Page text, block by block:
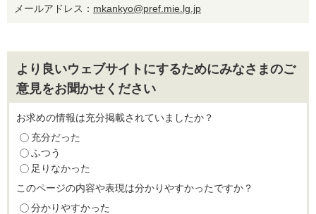
メールアドレス： mkankyo@pref.mie.lg.jp
より良いウェブサイトにするためにみなさまのご
意見をお聞かせください
お求めの情報は充分掲載されていましたか？
充分だった
ふつう
足りなかった
このページの内容や表現は分かりやすかったですか？
分かりやすかった